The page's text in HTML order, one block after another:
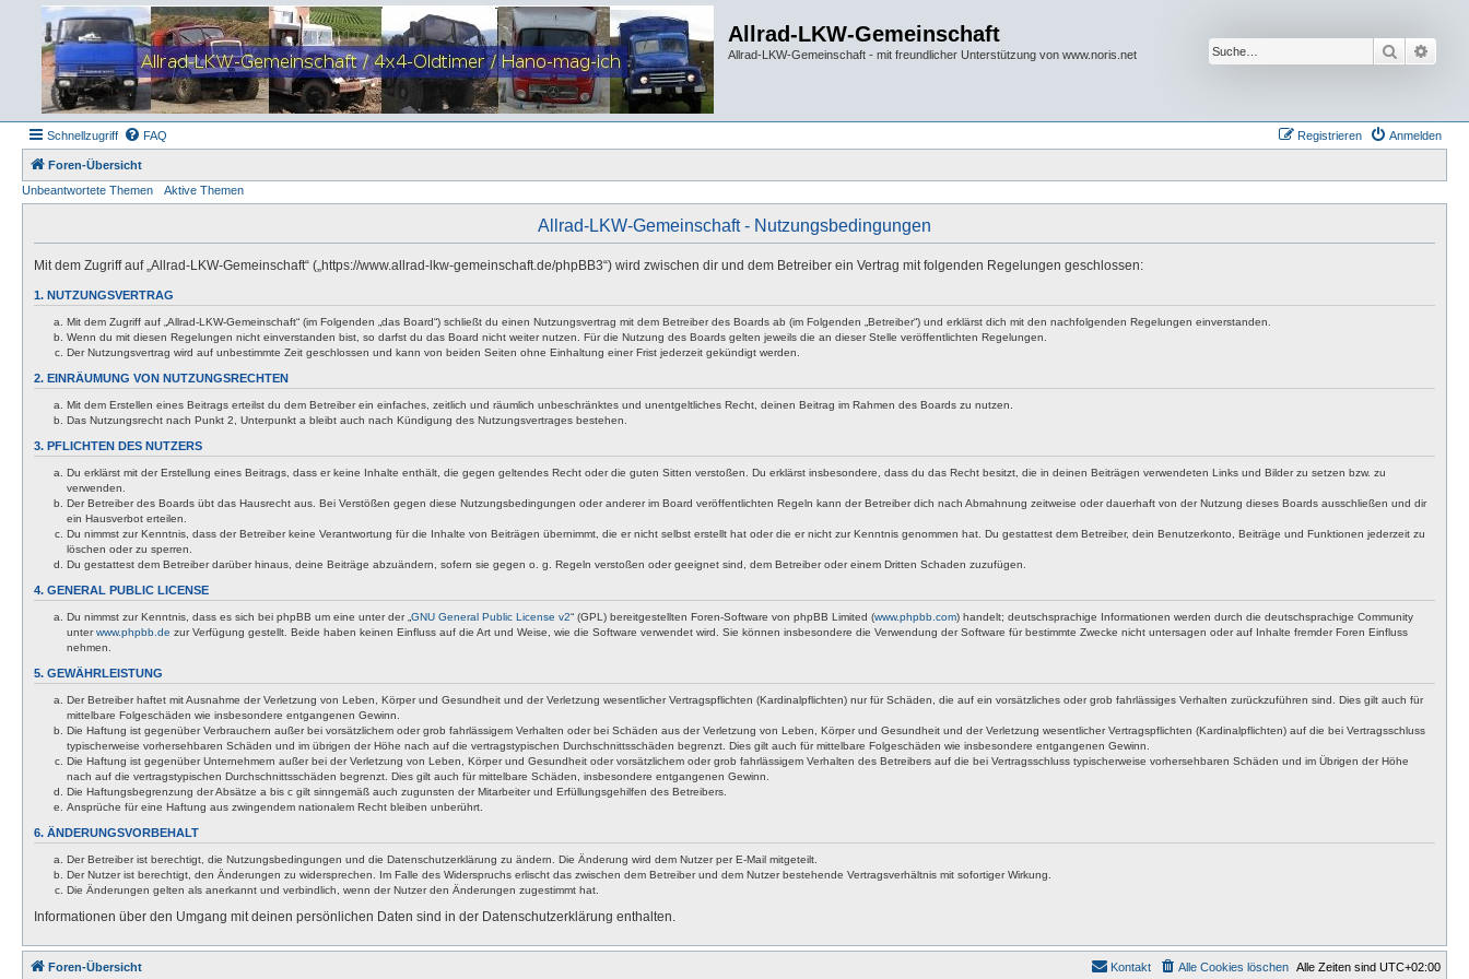
Allrad-LKW-Gemeinschaft
Allrad-LKW-Gemeinschaft - mit freundlicher Unterstützung von www.noris.net Suche
Schnellzugriff FAQ Anmelden
Registrieren
Foren-Übersicht
Unbeantwortete Themen
Aktive Themen
Allrad-LKW-Gemeinschaft - Nutzungsbedingungen
Mit dem Zugriff auf „Allrad-LKW-Gemeinschaft“ („https://www.allrad-lkw-gemeinschaft.de/phpBB3“) wird zwischen dir und dem Betreiber ein Vertrag mit folgenden Regelungen geschlossen:
1. NUTZUNGSVERTRAG
Mit dem Zugriff auf „Allrad-LKW-Gemeinschaft“ (im Folgenden „das Board“) schließt du einen Nutzungsvertrag mit dem Betreiber des Boards ab (im Folgenden „Betreiber“) und erklärst dich mit den nachfolgenden Regelungen einverstanden.
Wenn du mit diesen Regelungen nicht einverstanden bist, so darfst du das Board nicht weiter nutzen. Für die Nutzung des Boards gelten jeweils die an dieser Stelle veröffentlichten Regelungen.
Der Nutzungsvertrag wird auf unbestimmte Zeit geschlossen und kann von beiden Seiten ohne Einhaltung einer Frist jederzeit gekündigt werden.
2. EINRÄUMUNG VON NUTZUNGSRECHTEN
Mit dem Erstellen eines Beitrags erteilst du dem Betreiber ein einfaches, zeitlich und räumlich unbeschränktes und unentgeltliches Recht, deinen Beitrag im Rahmen des Boards zu nutzen.
Das Nutzungsrecht nach Punkt 2, Unterpunkt a bleibt auch nach Kündigung des Nutzungsvertrages bestehen.
3. PFLICHTEN DES NUTZERS
Du erklärst mit der Erstellung eines Beitrags, dass er keine Inhalte enthält, die gegen geltendes Recht oder die guten Sitten verstoßen. Du erklärst insbesondere, dass du das Recht besitzt, die in deinen Beiträgen verwendeten Links und Bilder zu setzen bzw. zu
verwenden.
Der Betreiber des Boards übt das Hausrecht aus. Bei Verstößen gegen diese Nutzungsbedingungen oder anderer im Board veröffentlichten Regeln kann der Betreiber dich nach Abmahnung zeitweise oder dauerhaft von der Nutzung dieses Boards ausschließen und dir
ein Hausverbot erteilen.
Du nimmst zur Kenntnis, dass der Betreiber keine Verantwortung für die Inhalte von Beiträgen übernimmt, die er nicht selbst erstellt hat oder die er nicht zur Kenntnis genommen hat. Du gestattest dem Betreiber, dein Benutzerkonto, Beiträge und Funktionen jederzeit zu
löschen oder zu sperren.
Du gestattest dem Betreiber darüber hinaus, deine Beiträge abzuändern, sofern sie gegen o. g. Regeln verstoßen oder geeignet sind, dem Betreiber oder einem Dritten Schaden zuzufügen.
4. GENERAL PUBLIC LICENSE
Du nimmst zur Kenntnis, dass es sich bei phpBB um eine unter der „ GNU General Public License v2“ (GPL) bereitgestellten Foren-Software von phpBB Limited (www.phpbb.com) handelt; deutschsprachige Informationen werden durch die deutschsprachige Community
unterwww.phpbb.de zur Verfügung gestellt. Beide haben keinen Einfluss auf die Art und Weise, wie die Software verwendet wird. Sie können insbesondere die Verwendung der Software für bestimmte Zwecke nicht untersagen oder auf Inhalte fremder Foren Einfluss
nehmen.
5. GEWÄHRLEISTUNG
Der Betreiber haftet mit Ausnahme der Verletzung von Leben, Körper und Gesundheit und der Verletzung wesentlicher Vertragspflichten (Kardinalpflichten) nur für Schäden, die auf ein vorsätzliches oder grob fahrlässiges Verhalten zurückzuführen sind. Dies gilt auch für
mittelbare Folgeschäden wie insbesondere entgangenen Gewinn.
Die Haftung ist gegenüber Verbrauchern außer bei vorsätzlichem oder grob fahrlässigem Verhalten oder bei Schäden aus der Verletzung von Leben, Körper und Gesundheit und der Verletzung wesentlicher Vertragspflichten (Kardinalpflichten) auf die bei Vertragsschluss
typischerweise vorhersehbaren Schäden und im übrigen der Höhe nach auf die vertragstypischen Durchschnittsschäden begrenzt. Dies gilt auch für mittelbare Folgeschäden wie insbesondere entgangenen Gewinn.
Die Haftung ist gegenüber Unternehmern außer bei der Verletzung von Leben, Körper und Gesundheit oder vorsätzlichem oder grob fahrlässigem Verhalten des Betreibers auf die bei Vertragsschluss typischerweise vorhersehbaren Schäden und im Übrigen der Höhe
nach auf die vertragstypischen Durchschnittsschäden begrenzt. Dies gilt auch für mittelbare Schäden, insbesondere entgangenen Gewinn.
Die Haftungsbegrenzung der Absätze a bis c gilt sinngemäß auch zugunsten der Mitarbeiter und Erfüllungsgehilfen des Betreibers.
Ansprüche für eine Haftung aus zwingendem nationalem Recht bleiben unberührt.
6. ÄNDERUNGSVORBEHALT
Der Betreiber ist berechtigt, die Nutzungsbedingungen und die Datenschutzerklärung zu ändern. Die Änderung wird dem Nutzer per E-Mail mitgeteilt.
Der Nutzer ist berechtigt, den Änderungen zu widersprechen. Im Falle des Widerspruchs erlischt das zwischen dem Betreiber und dem Nutzer bestehende Vertragsverhältnis mit sofortiger Wirkung.
Die Änderungen gelten als anerkannt und verbindlich, wenn der Nutzer den Änderungen zugestimmt hat.
Informationen über den Umgang mit deinen persönlichen Daten sind in der Datenschutzerklärung enthalten.
Foren-Übersicht Alle Zeiten sind UTC+02:00
Alle Cookies löschen
Kontakt